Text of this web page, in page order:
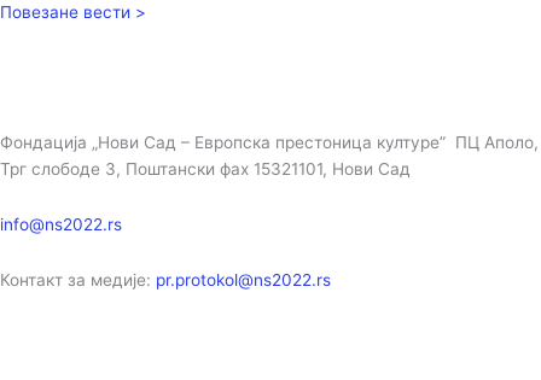
Повезане вести >
Фондација „Нови Сад – Европска престоница културе” ПЦ Аполо,
Трг слободе 3, Поштански фах 15321101, Нови Сад
info@ns2022.rs
Контакт за медије: pr.protokol@ns2022.rs